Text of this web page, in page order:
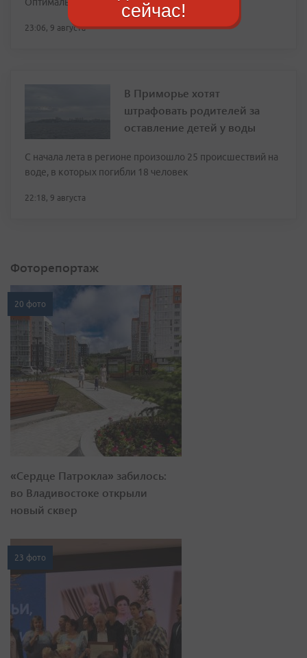
23:06, 9 августа
В Приморье хотят
штрафовать родителей за
оставление детей у воды
С начала лета в регионе произошло 25 происшествий на
воде, в которых погибли 18 человек
22:18, 9 августа
Фоторепортаж
20 фото
«Сердце Патрокла» забилось:
во Владивостоке открыли
новый сквер
23 фото
сейчас!